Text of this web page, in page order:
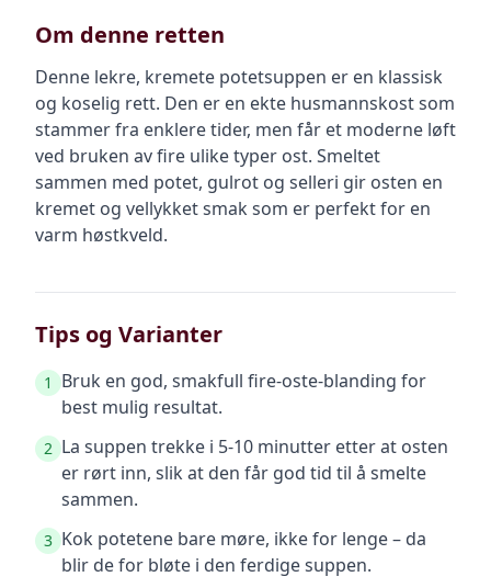
Om denne retten
Denne lekre, kremete potetsuppen er en klassisk
og koselig rett. Den er en ekte husmannskost som
stammer fra enklere tider, men får et moderne løft
ved bruken av fire ulike typer ost. Smeltet
sammen med potet, gulrot og selleri gir osten en
kremet og vellykket smak som er perfekt for en
varm høstkveld.
Tips og Varianter
1
Bruk en god, smakfull fire-oste-blanding for
best mulig resultat.
2 La suppen trekke i 5-10 minutter etter at osten
er rørt inn, slik at den får god tid til å smelte
sammen.
3 Kok potetene bare møre, ikke for lenge – da
blir de for bløte i den ferdige suppen.